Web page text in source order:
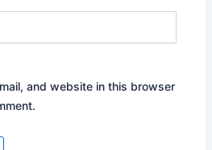
and website in this browser